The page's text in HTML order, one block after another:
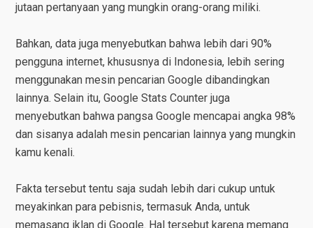
jutaan pertanyaan yang mungkin orang-orang miliki.
Bahkan, data juga menyebutkan bahwa lebih dari 90%
pengguna internet, khususnya di Indonesia, lebih sering
menggunakan mesin pencarian Google dibandingkan
lainnya. Selain itu, Google Stats Counter juga
menyebutkan bahwa pangsa Google mencapai angka 98%
dan sisanya adalah mesin pencarian lainnya yang mungkin
kamu kenali.
Fakta tersebut tentu saja sudah lebih dari cukup untuk
meyakinkan para pebisnis, termasuk Anda, untuk
memasang iklan di Google. Hal tersebut karena memang